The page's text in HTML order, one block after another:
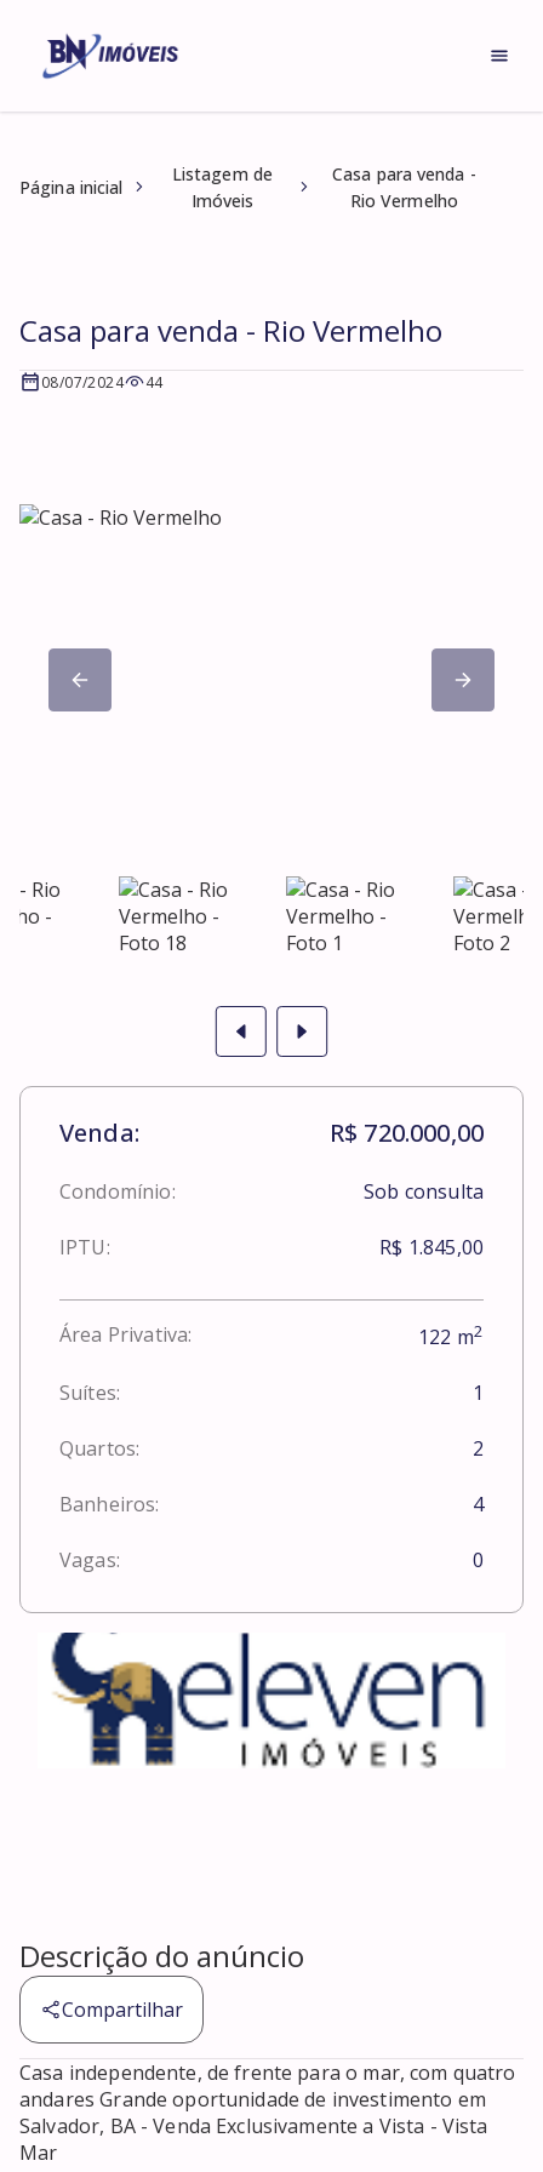
Página inicial
Listagem de
Imóveis
Casa para venda -
Rio Vermelho
Casa para venda - Rio Vermelho
08/07/2024 44
Venda: R$ 720.000,00
Condomínio: Sob consulta
IPTU: R$ 1.845,00
Área Privativa: 122 m2
Suítes: 1
Quartos: 2
Banheiros: 4
Vagas: 0
Descrição do anúncio
Compartilhar
Casa independente, de frente para o mar, com quatro
andares Grande oportunidade de investimento em
Salvador, BA - Venda Exclusivamente a Vista - Vista
Mar